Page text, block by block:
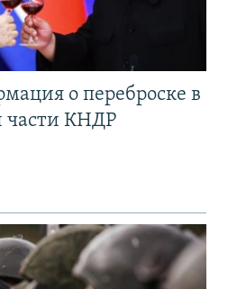
о переброске в
части КНДР